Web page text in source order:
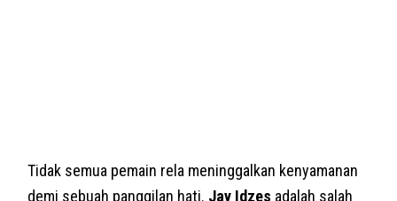
Tidak semua pemain rela meninggalkan kenyamanan
demi sebuah panggilan hati. Jay Idzes adalah salah